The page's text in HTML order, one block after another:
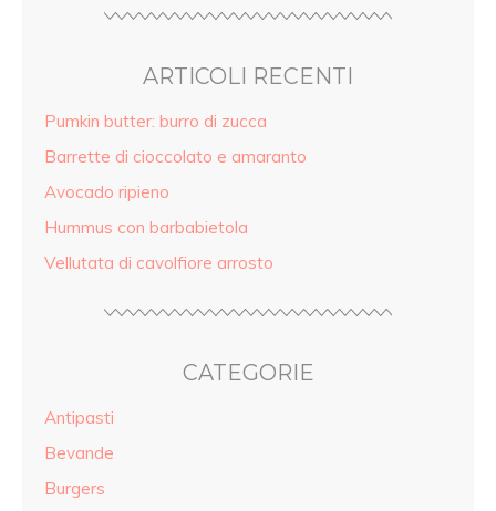
ARTICOLI RECENTI
Pumkin butter: burro di zucca
Barrette di cioccolato e amaranto
Avocado ripieno
Hummus con barbabietola
Vellutata di cavolfiore arrosto
CATEGORIE
Antipasti
Bevande
Burgers